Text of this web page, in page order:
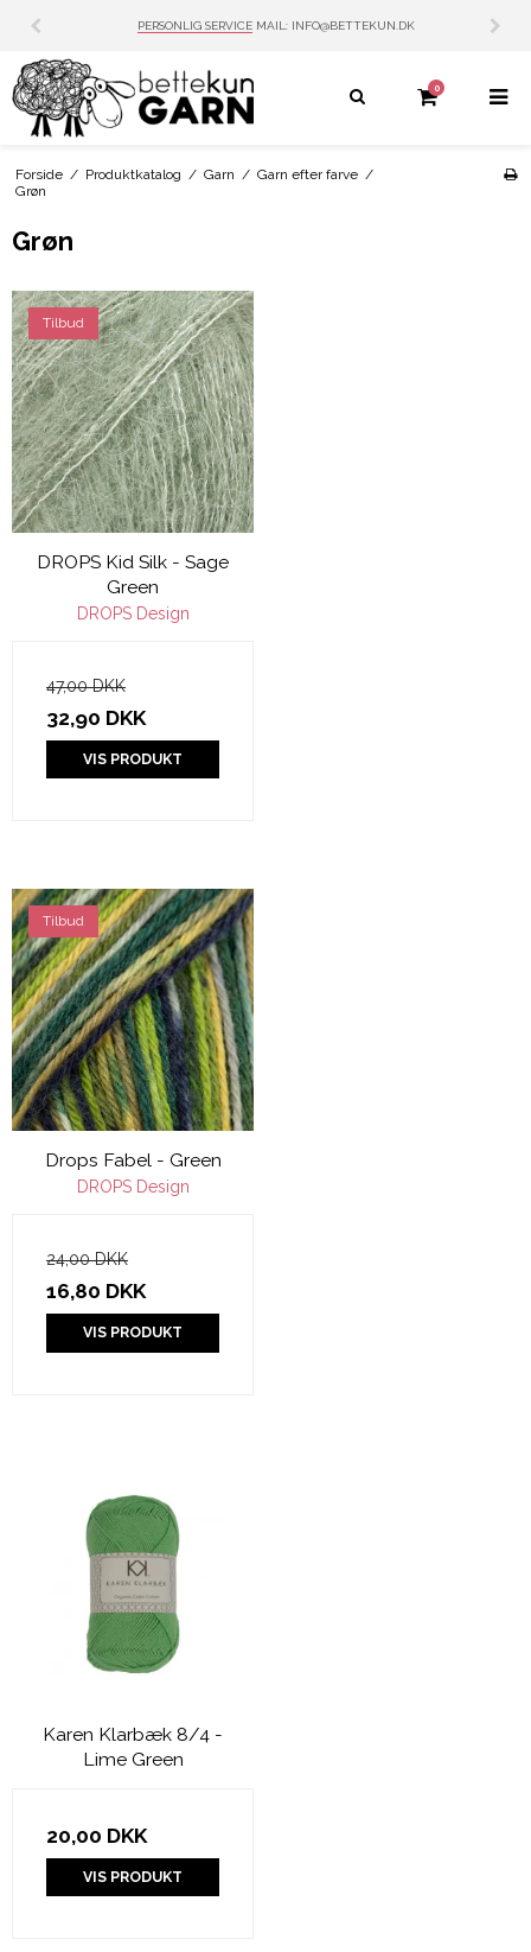
PERSONLIG SERVICEMAIL: INFO@BETTEKUN.DK
0
Forside / Produktkatalog / Garn / Garn efter farve /
Grøn
Grøn
Tilbud
DROPS Kid Silk - Sage
Green
DROPS Design
47,00 DKK
32,90 DKK
VIS PRODUKT
Tilbud
Drops Fabel - Green
DROPS Design
24,00 DKK
16,80 DKK
VIS PRODUKT
Karen Klarbæk 8/4 -
Lime Green
20,00 DKK
VIS PRODUKT